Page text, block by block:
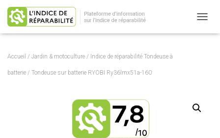
Accueil / Jardin & motoculture / Indice de réparabilité Tondeuse à
batterie / Tondeuse sur batterie RYOBI Ry36lmx51a-160